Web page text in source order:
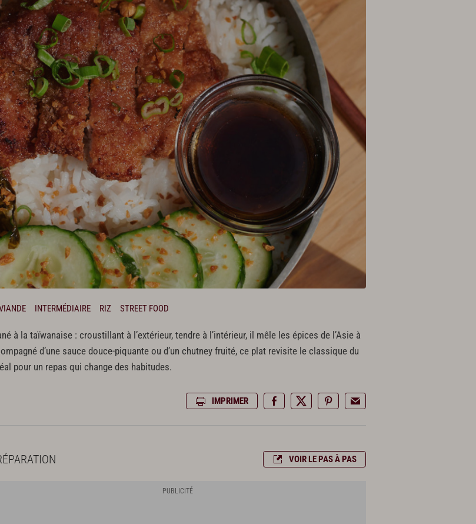
INTERMÉDIAIRE RIZ STREET FOOD
à la taïwanaise : croustillant à l’extérieur, tendre à l’intérieur, il mêle les épices de l’Asie à
d’une sauce douce-piquante ou d’un chutney fruité, ce plat revisite le classique du
pour un repas qui change des habitudes.
IMPRIMER
VOIR LE PAS À PAS